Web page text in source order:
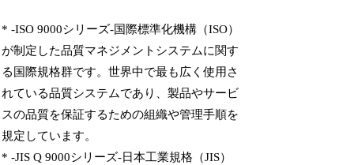
* -ISO 9000シリーズ-国際標準化機構（ISO）
が制定した品質マネジメントシステムに関す
る国際規格群です。世界中で最も広く使用さ
れている品質システムであり、製品やサービ
スの品質を保証するための組織や管理手順を
規定しています。
* -JIS Q 9000シリーズ-日本工業規格（JIS）